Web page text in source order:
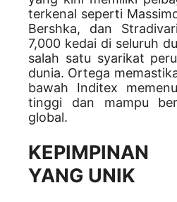
terkenal seperti
Bershka, dan
7,000 kedai di seluruh
salah satu syarikat
dunia. Ortega
bawah Inditex
tinggi dan mampu
global.
YANG UNIK